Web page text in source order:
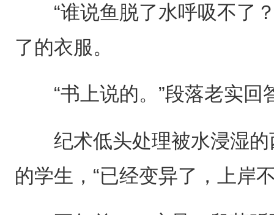
“谁说鱼脱了水呼吸不了？
了的衣服。
“书上说的。”段落老实回
纪术低头处理被水浸湿的
的学生，“已经变异了，上岸